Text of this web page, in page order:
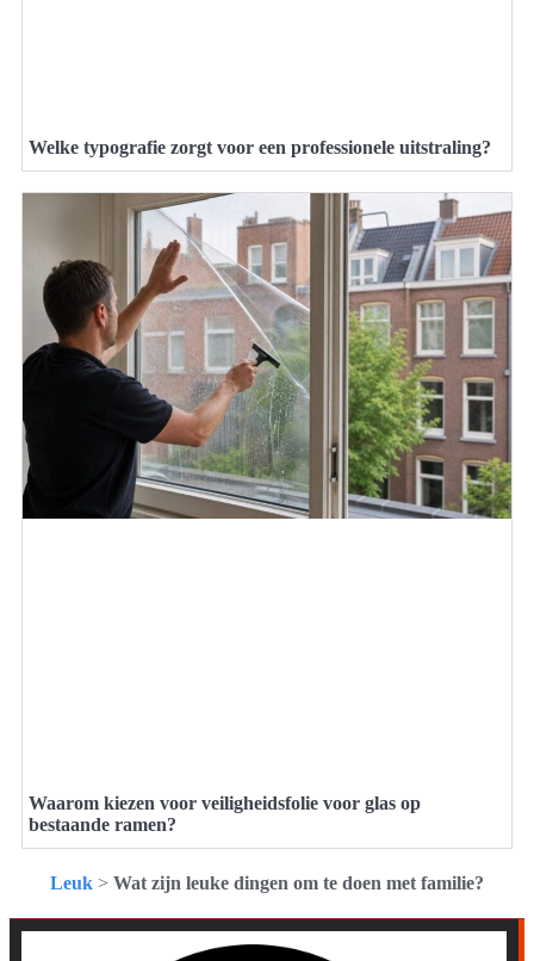
Welke typografie zorgt voor een professionele uitstraling?
Waarom kiezen voor veiligheidsfolie voor glas op
bestaande ramen?
Leuk > Wat zijn leuke dingen om te doen met familie?